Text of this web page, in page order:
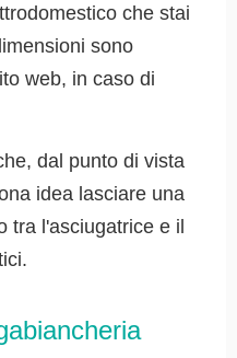
che stai
sono
web, in caso di
dal punto di vista
idea lasciare una
tra l'asciugatrice e il